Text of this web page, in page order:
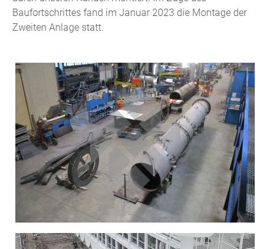
Baufortschrittes fand im Januar 2023 die Montage der
Zweiten Anlage statt.